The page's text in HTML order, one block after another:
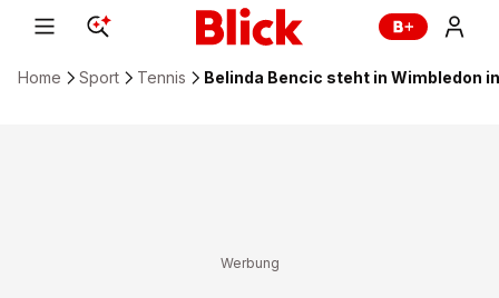
Home Sport Tennis Belinda Bencic steht in Wimbledon